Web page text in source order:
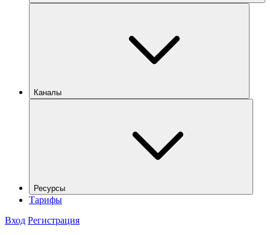
Каналы
Ресурсы
Тарифы
Вход Регистрация